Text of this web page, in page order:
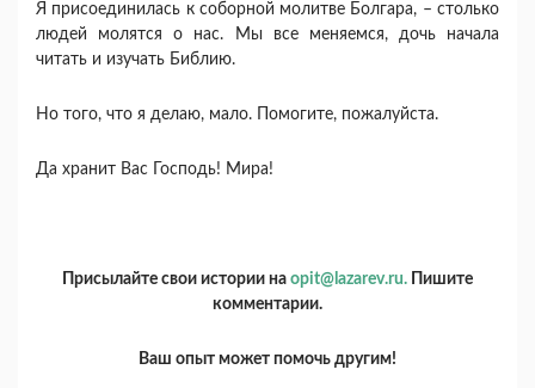
Я присоединилась к соборной молитве Болгара, – столько
людей молятся о нас. Мы все меняемся, дочь начала
читать и изучать Библию.
Но того, что я делаю, мало. Помогите, пожалуйста.
Да хранит Вас Господь! Мира!
Присылайте свои истории на opit@lazarev.ru. Пишите
комментарии.
Ваш опыт может помочь другим!